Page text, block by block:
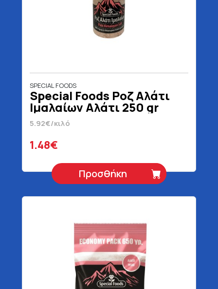
SPECIAL FOODS
Special Foods Ροζ Αλάτι
Ιμαλαίων Αλάτι 250 gr
5.92€/κιλό
1.48€
Προσθήκη